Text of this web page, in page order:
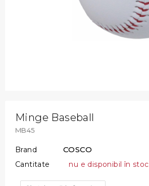
Minge Baseball
MB45
Brand COSCO
Cantitate nu e disponibil în stoc